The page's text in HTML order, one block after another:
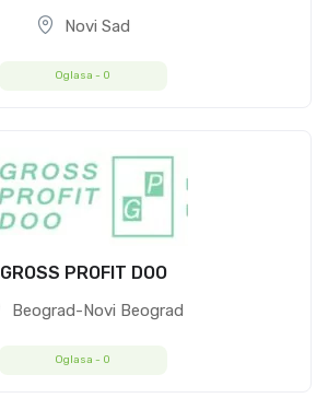
Novi Sad
Oglasa - 0
GROSS PROFIT DOO
Beograd-Novi Beograd
Oglasa - 0